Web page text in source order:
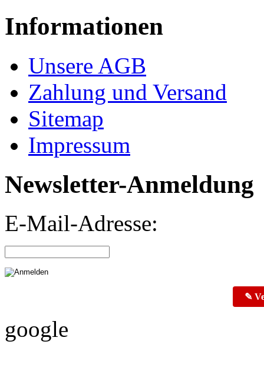
Informationen
Unsere AGB
Zahlung und Versand
Sitemap
Impressum
Newsletter-Anmeldung
E-Mail-Adresse:
✎
google